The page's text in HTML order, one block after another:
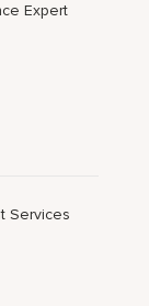
Expert
Services